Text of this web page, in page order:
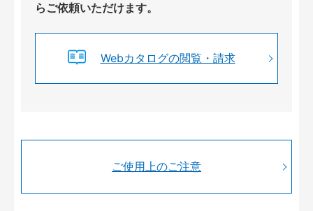
らご依頼いただけます。
Webカタログの閲覧・請求
ご使用上のご注意